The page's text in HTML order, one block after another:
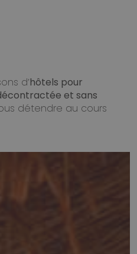
d’hôtels pour
et sans
détendre au cours